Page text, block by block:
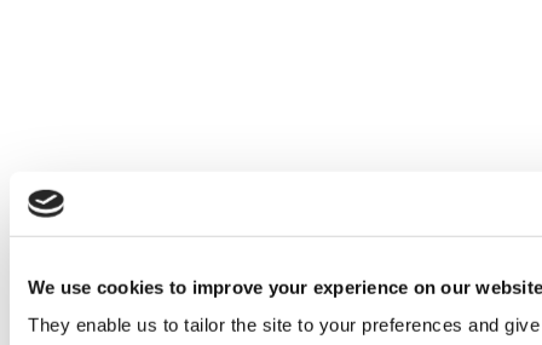
We use cookies to improve your experience on our website
They enable us to tailor the site to your preferences and